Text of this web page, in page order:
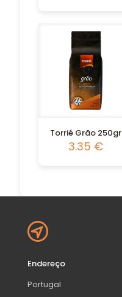
Torrié Grão 250gr
3.35 €
Endereço
Portugal